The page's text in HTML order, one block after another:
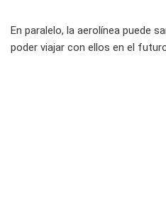
En paralelo, la aerolínea puede
poder viajar con ellos en el